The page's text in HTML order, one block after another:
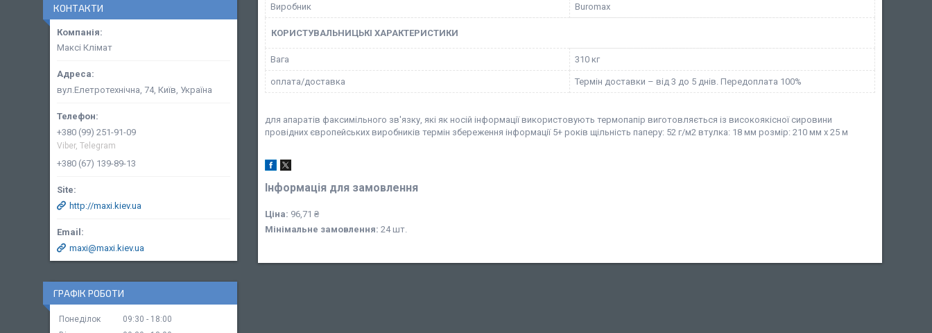
Виробник Buromax
КОРИСТУВАЛЬНИЦЬКІ ХАРАКТЕРИСТИКИ
Вага 310 кг
оплата/доставка Термін доставки – від 3 до 5 днів. Передоплата 100%
для апаратів факсимільного зв'язку, які як носій інформації використовують термопапір виготовляється із високоякісної сировини
провідних європейських виробників термін збереження інформації 5+ років щільність паперу: 52 г/м2 втулка: 18 мм розмір: 210 мм х 25 м
Інформація для замовлення
Ціна: 96,71 ₴
Мінімальне замовлення: 24 шт.
КОНТАКТИ
Максі Клімат
вул.Елетротехнічна, 74, Київ, Україна
+380 (99) 251-91-09
Viber, Telegram
+380 (67) 139-89-13
http://maxi.kiev.ua
maxi@maxi.kiev.ua
ГРАФІК РОБОТИ
Понеділок 09:30
18:00